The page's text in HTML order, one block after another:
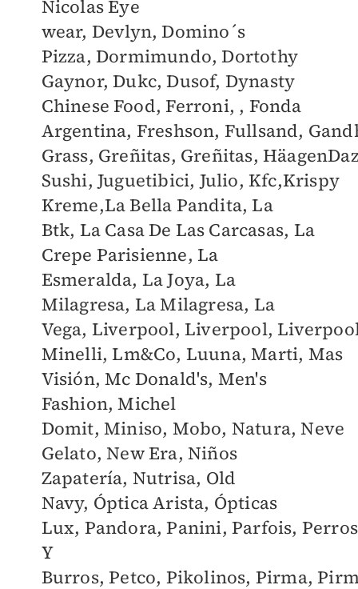
Nicolas Eye
wear, Devlyn,Domino´s
Pizza, Dormimundo,Dortothy
Gaynor,Dukc,Dusof, Dynasty
Chinese Food,Ferroni, , Fonda
Argentina, Freshson, Fullsand,
Grass, Greñitas, Greñitas,
Sushi, Juguetibici, Julio, Kfc,Krispy
Kreme,La Bella Pandita,La
Btk, La Casa De Las Carcasas, La
Crepe Parisienne,La
Esmeralda, La Joya, La
Milagresa, La Milagresa, La
Vega, Liverpool, Liverpool,
Minelli,Lm&Co, Luuna,Marti, Mas
Visión,Mc Donald's, Men's
Fashion,Michel
Domit, Miniso, Mobo, Natura,Neve
Gelato,New Era, Niños
Zapatería, Nutrisa, Old
Navy, Óptica Arista, Ópticas
Lux, Pandora,Panini, Parfois, Perros
Y
Burros,Petco, Pikolinos, Pirma,